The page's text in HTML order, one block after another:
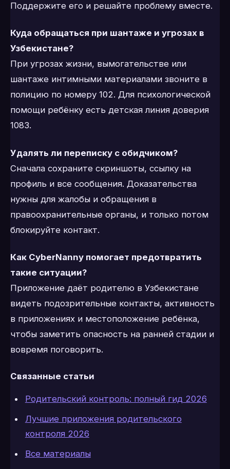
Поддержите его и решайте проблему вместе.
Куда обращаться при шантаже и угрозах в
Узбекистане?
При угрозах жизни, вымогательстве или
шантаже интимными материалами звоните в
полицию по номеру 102. Для психологической
помощи ребёнку есть детская линия доверия
1083.
Удалять ли переписку с обидчиком?
Сначала сохраните скриншоты, ссылку на
профиль и все сообщения. Доказательства
нужны для жалобы и обращения в
правоохранительные органы, и только потом
блокируйте контакт.
Как CyberNanny помогает предотвратить
такие ситуации?
Приложение даёт родителю в Узбекистане
видеть подозрительные контакты, активность
в приложениях и местоположение ребёнка,
чтобы заметить опасность на ранней стадии и
вовремя поговорить.
Связанные статьи
Родительский контроль: полный гид 2026
Лучшие приложения родительского
контроля 2026
Все материалы